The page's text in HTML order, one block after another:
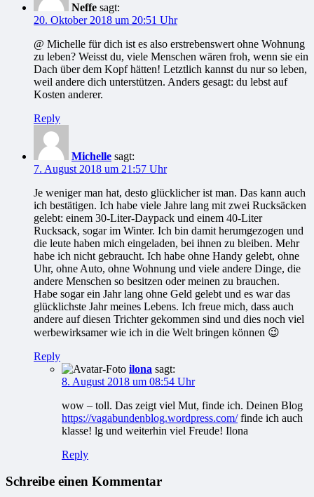
Neffe sagt:
20. Oktober 2018 um 20:51 Uhr
@ Michelle für dich ist es also erstrebenswert ohne Wohnung
zu leben? Weisst du, viele Menschen wären froh, wenn sie ein
Dach über dem Kopf hätten! Letztlich kannst du nur so leben,
weil andere dich unterstützen. Anders gesagt: du lebst auf
Kosten anderer.
Reply
Michelle sagt:
7. August 2018 um 21:57 Uhr
Je weniger man hat, desto glücklicher ist man. Das kann auch
ich bestätigen. Ich habe viele Jahre lang mit zwei Rucksäcken
gelebt: einem 30-Liter-Daypack und einem 40-Liter
Rucksack, sogar im Winter. Ich bin damit herumgezogen und
die leute haben mich eingeladen, bei ihnen zu bleiben. Mehr
habe ich nicht gebraucht. Ich habe ohne Handy gelebt, ohne
Uhr, ohne Auto, ohne Wohnung und viele andere Dinge, die
andere Menschen so besitzen oder meinen zu brauchen.
Habe sogar ein Jahr lang ohne Geld gelebt und es war das
glücklichste Jahr meines Lebens. Ich freue mich, dass auch
andere auf diesen Trichter gekommen sind und dies noch viel
werbewirksamer wie ich in die Welt bringen können 😉
Reply
ilona sagt:
8. August 2018 um 08:54 Uhr
wow – toll. Das zeigt viel Mut, finde ich. Deinen Blog
https://vagabundenblog.wordpress.com/finde ich auch
klasse! lg und weiterhin viel Freude! Ilona
Reply
Schreibe einen Kommentar